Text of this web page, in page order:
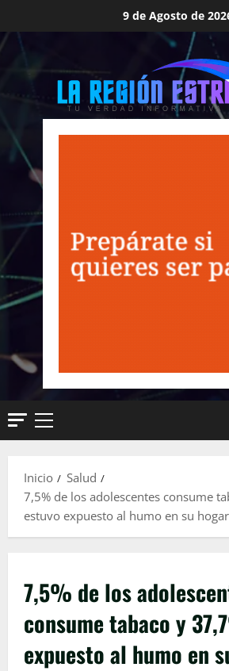
al
contenido
9 de Agosto de
Menú
Inicio
Salud
7,5% de los adolescentes consume
estuvo expuesto al humo en su hogar
7,5% de los
consume tabaco y
expuesto al humo en